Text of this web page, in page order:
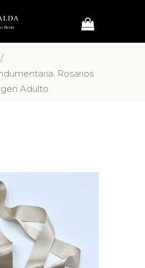
/
, Rosarios
Adulto